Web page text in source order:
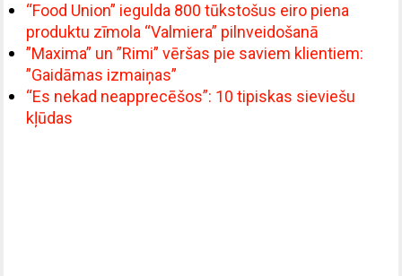
“Food Union” iegulda 800 tūkstošus eiro piena
produktu zīmola “Valmiera” pilnveidošanā
”Maxima” un ”Rimi” vēršas pie saviem klientiem:
”Gaidāmas izmaiņas”
“Es nekad neapprecēšos”: 10 tipiskas sieviešu
kļūdas